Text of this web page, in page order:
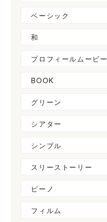
ベーシック
和
プロフィールムービー
BOOK
グリーン
シアター
シンプル
スリーストーリー
ピーノ
フィルム